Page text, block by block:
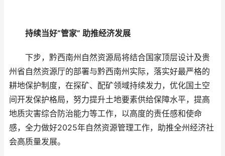
持续当好“管家” 助推经济发展
下步，黔西南州自然资源局将结合国家顶层设计及贵
州省自然资源厅的部署与黔西南州实际，落实好最严格的
耕地保护制度，在探矿、配矿领域持续发力，优化国土空
间开发保护格局，努力提升土地要素供给保障水平，提高
地质灾害综合防治能力等工作，以高度的责任感和使命
感，全力做好2025年自然资源管理工作，助推全州经济社
会高质量发展。